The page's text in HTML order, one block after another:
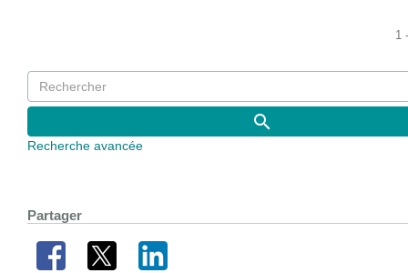
1
Recherche avancée
Partager